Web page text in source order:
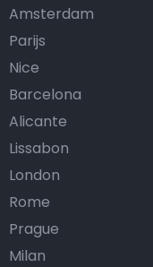
Amsterdam
Parijs
Nice
Barcelona
Alicante
Lissabon
London
Rome
Prague
Milan